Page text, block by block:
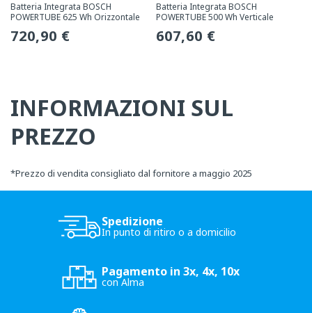
Batteria Integrata BOSCH
POWERTUBE 625 Wh Orizzontale
Prezzo
720,90 €
Batteria Integrata BOSCH
POWERTUBE 500 Wh Verticale
Prezzo
607,60 €
INFORMAZIONI SUL
PREZZO
*Prezzo di vendita consigliato dal fornitore a maggio 2025
Spedizione
In punto di ritiro o a domicilio
Pagamento in 3x, 4x, 10x
con Alma